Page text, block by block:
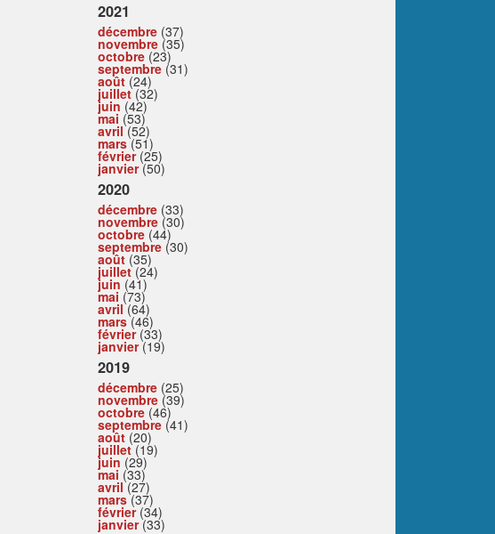
2021
décembre (37)
novembre (35)
octobre (23)
septembre (31)
août (24)
juillet(32)
juin (42)
mai (53)
avril(52)
mars(51)
février(25)
janvier(50)
2020
décembre (33)
novembre (30)
octobre (44)
septembre (30)
août (35)
juillet(24)
juin (41)
mai (73)
avril(64)
mars(46)
février(33)
janvier(19)
2019
décembre (25)
novembre (39)
octobre (46)
septembre (41)
août (20)
juillet(19)
juin (29)
mai (33)
avril(27)
mars(37)
février(34)
janvier(33)